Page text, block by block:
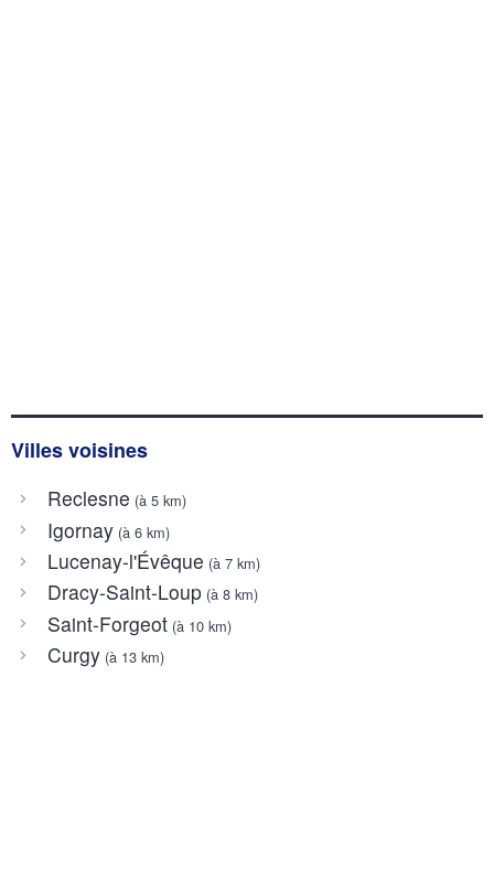
Villes voisines
Reclesne (à 5 km)
Igornay(à 6 km)
Lucenay-l'Évêque (à 7 km)
Dracy-Saint-Loup(à 8 km)
Saint-Forgeot(à 10 km)
Curgy(à 13 km)